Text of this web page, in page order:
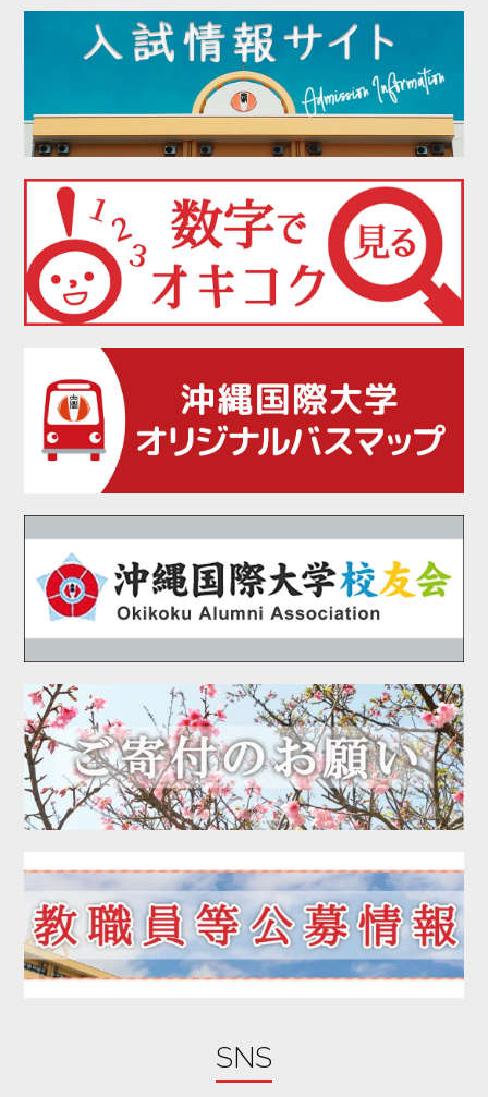
2022年02月
2022年01月
2021年11月
2021年10月
2021年09月
2021年08月
2021年07月
2021年06月
2021年05月
2021年04月
2021年02月
2021年01月
2020年12月
2020年11月
2020年09月
2020年08月
2020年07月
2020年06月
2020年05月
2020年04月
2020年03月
2020年01月
2019年12月
2019年11月
2019年10月
2019年09月
2019年08月
SNS